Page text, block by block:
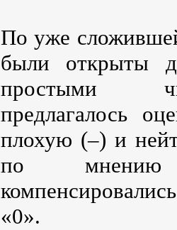
По уже
были открыты
простыми
предлагалось
плохую (–) и
по мнению
«0».